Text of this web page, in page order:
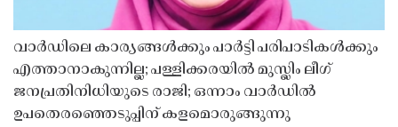
വാർഡിലെ കാര്യങ്ങൾക്കും പാർട്ടി പരിപാടികൾക്കും
എത്താനാകുന്നില്ല; പള്ളിക്കരയിൽ മുസ്ലിം ലീഗ്
ജനപ്രതിനിധിയുടെ രാജി; ഒന്നാം വാർഡിൽ
ഉപതെരഞ്ഞെടുപ്പിന് കളമൊരുങ്ങുന്നു